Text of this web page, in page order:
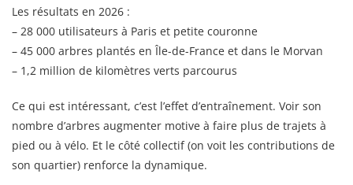
Les résultats en 2026 :
– 28 000 utilisateurs à Paris et petite couronne
– 45 000 arbres plantés en Île-de-France et dans le Morvan
– 1,2 million de kilomètres verts parcourus
Ce qui est intéressant, c’est l’effet d’entraînement. Voir son
nombre d’arbres augmenter motive à faire plus de trajets à
pied ou à vélo. Et le côté collectif (on voit les contributions de
son quartier) renforce la dynamique.